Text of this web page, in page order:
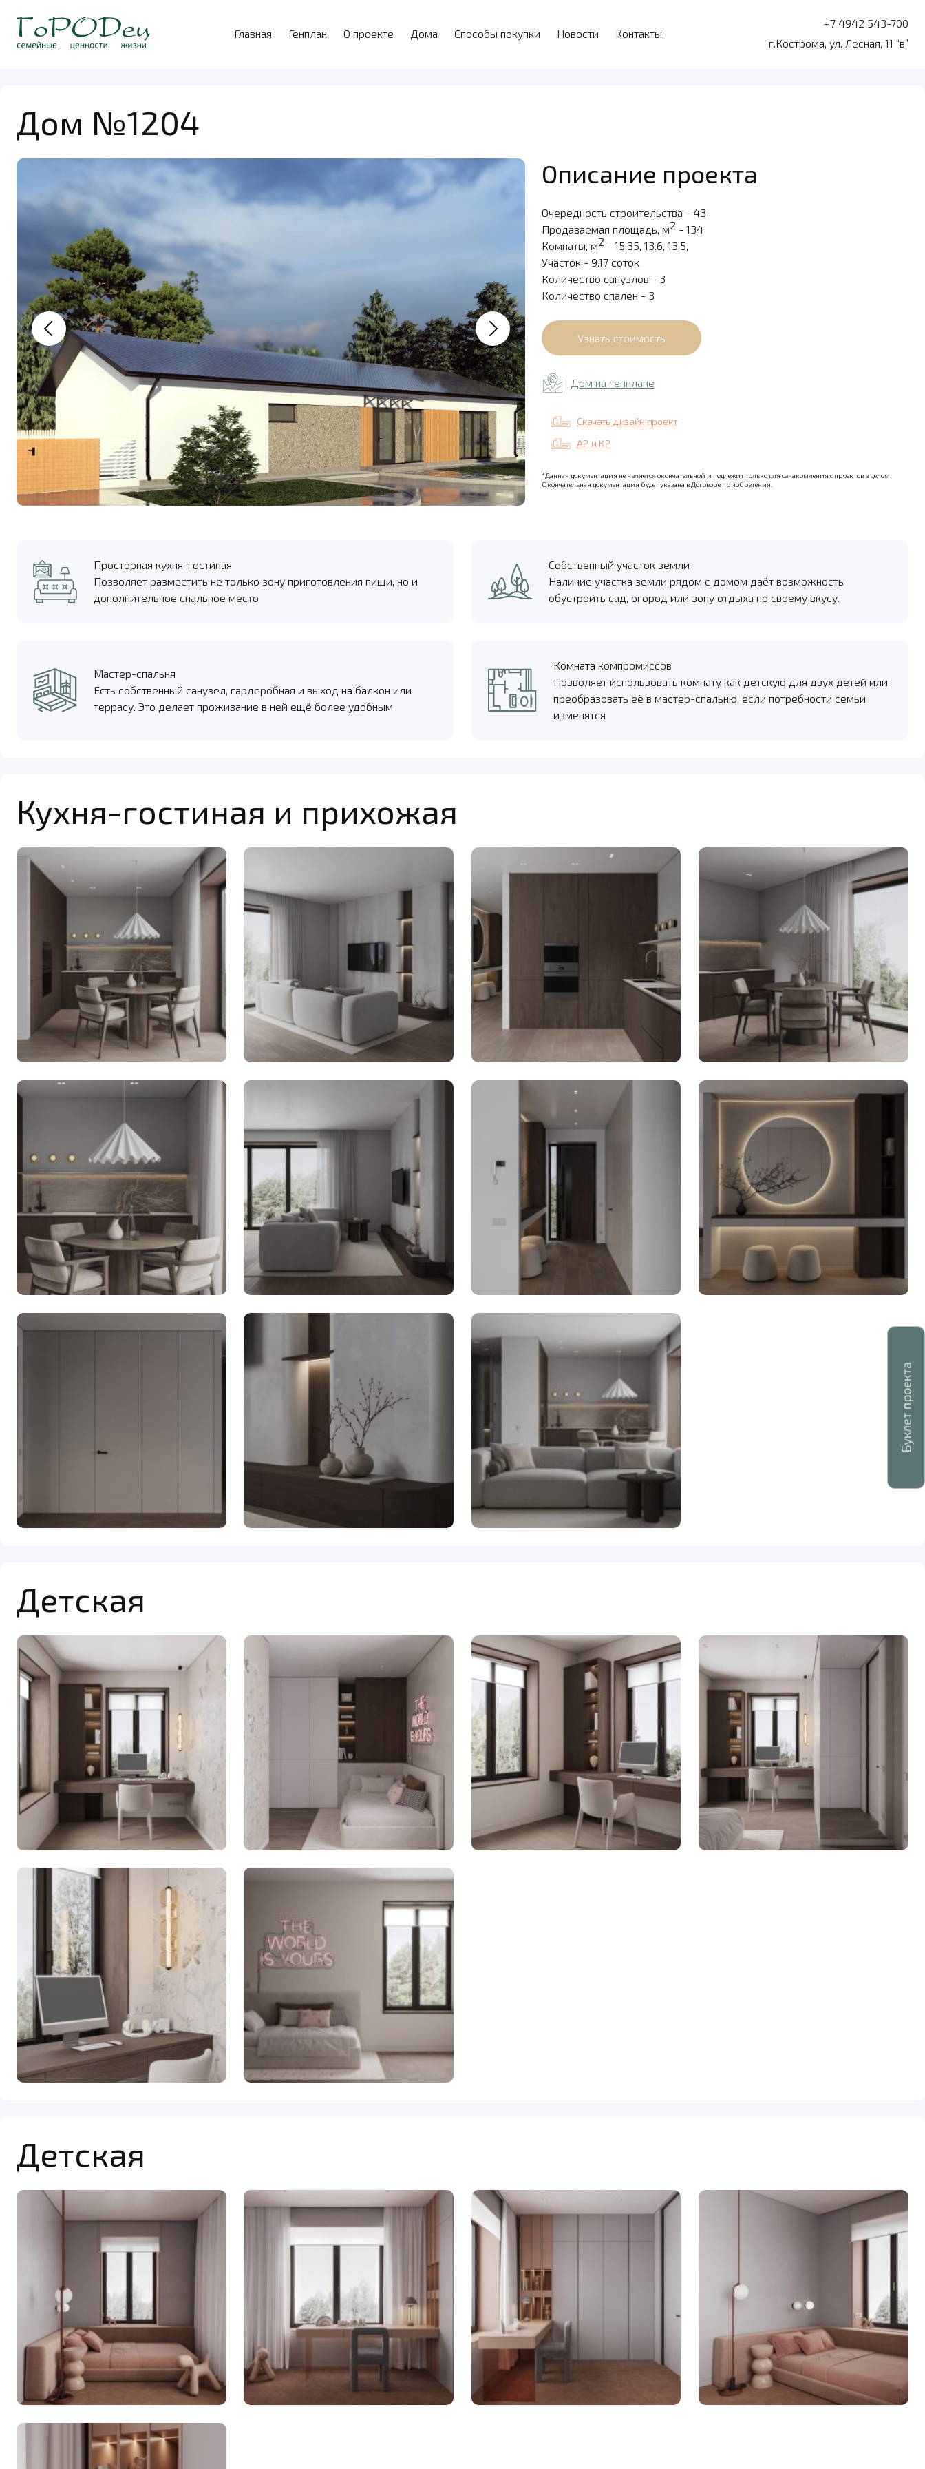
Буклет проекта
Главная Генплан О проекте Дома Способы покупки Новости Контакты
+7 4942 543-700
г.Кострома, ул. Лесная, 11 “в”
Дом №1204
Описание проекта
Очередность строительства - 43
Продаваемая площадь, м2- 134
Комнаты, м2- 15.35, 13.6, 13.5,
Участок - 9.17 соток
Количество санузлов - 3
Количество спален - 3
Дом на генплане
Скачать дизайн проект
АР и КР
*Данная документация не является окончательной и подлежит только для ознакомления с проектов в целом.
Окончательная документация будет указана в Договоре приобретения.
Просторная кухня-гостиная
Позволяет разместить не только зону приготовления пищи, но и
дополнительное спальное место
Собственный участок земли
Наличие участка земли рядом с домом даёт возможность
обустроить сад, огород или зону отдыха по своему вкусу.
Мастер-спальня
Есть собственный санузел, гардеробная и выход на балкон или
террасу. Это делает проживание в ней ещё более удобным
Комната компромиссов
Позволяет использовать комнату как детскую для двух детей или
преобразовать её в мастер-спальню, если потребности семьи
изменятся
Кухня-гостиная и прихожая
Детская
Детская